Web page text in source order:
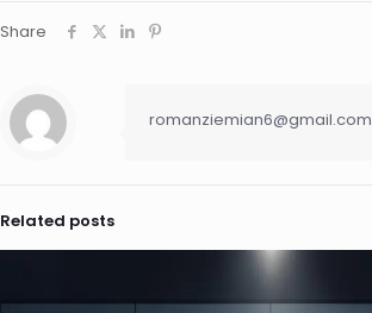
Share
romanziemian6@gmail.com
Related posts